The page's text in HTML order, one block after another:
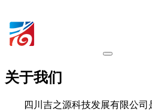
关于我们
四川吉之源科技发展有限公司